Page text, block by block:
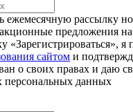
ежемесячную рассылку
предложения
«Зарегистрироваться»,
сайтом и
о своих правах и даю
персональных данных